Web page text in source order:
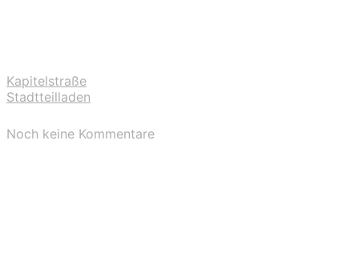
Kapitelstraße
Stadtteilladen
Noch keine Kommentare